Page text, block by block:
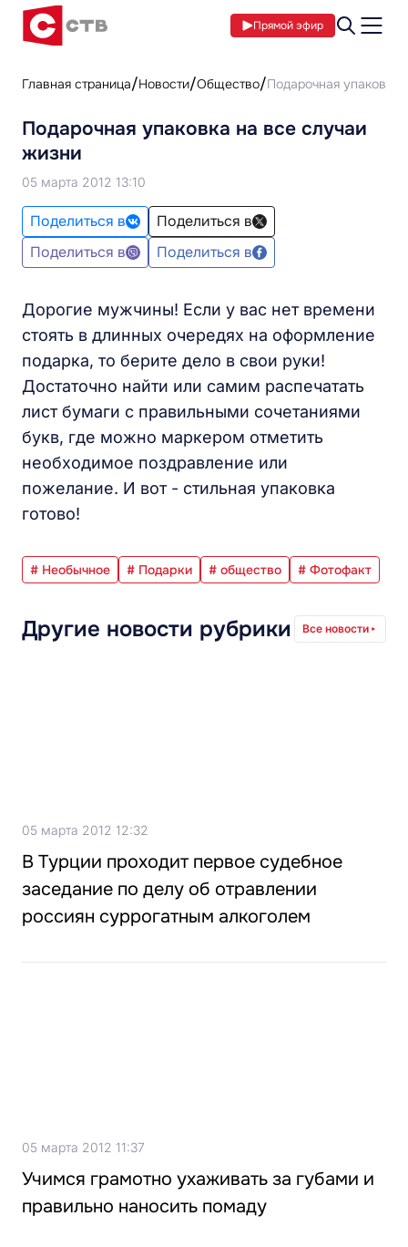
Прямой эфир
Главная страница Новости Общество Подарочная упаковка
Подарочная упаковка на все случаи
жизни
05 марта 2012 13:10
Поделиться в
Поделиться в
Поделиться в
Поделиться в
Дорогие мужчины! Если у вас нет времени
стоять в длинных очередях на оформление
подарка, то берите дело в свои руки!
Достаточно найти или самим распечатать
лист бумаги с правильными сочетаниями
букв, где можно маркером отметить
необходимое поздравление или
пожелание. И вот - стильная упаковка
готово!
# Необычное # Подарки # общество # Фотофакт
Другие новости рубрики Все новости
05 марта 2012 12:32
В Турции проходит первое судебное
заседание по делу об отравлении
россиян суррогатным алкоголем
05 марта 2012 11:37
Учимся грамотно ухаживать за губами и
правильно наносить помаду